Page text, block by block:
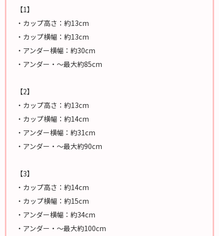
【1】
・カップ高さ：約13cm
・カップ横幅：約13cm
・アンダー横幅：約30cm
・アンダー・～最大約85cm
【2】
・カップ高さ：約13cm
・カップ横幅：約14cm
・アンダー横幅：約31cm
・アンダー・～最大約90cm
【3】
・カップ高さ：約14cm
・カップ横幅：約15cm
・アンダー横幅：約34cm
・アンダー・～最大約100cm